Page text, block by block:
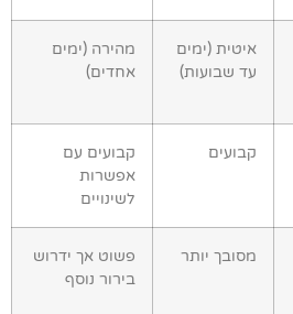
איטית (ימים
עד שבועות)
מהירה (ימים
אחדים)
קבועים
קבועים עם
אפשרות
לשינויים
מסובך יותר
פשוט אך ידרוש
בירור נוסף